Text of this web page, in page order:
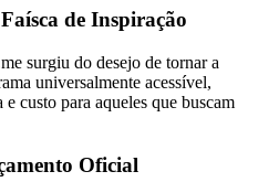
de Inspiração
surgiu do desejo de tornar a
universalmente acessível,
custo para aqueles que buscam
Oficial